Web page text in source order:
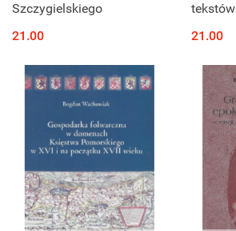
Szczygielskiego
21.00
tekstów
21.00